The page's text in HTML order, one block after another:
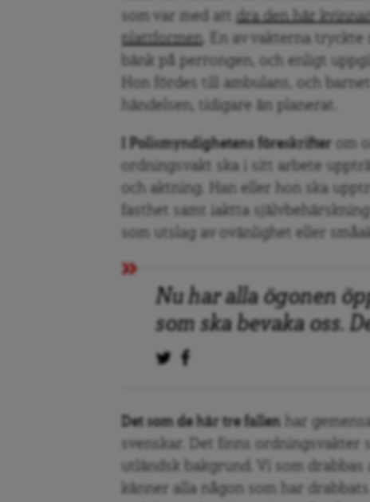
som var med att dra den här
plattformen. En av vakterna tryckte
bänk på perrongen, och enligt
Hon fördes till ambulans, och
händelsen, tidigare än planerat.
I Polismyndighetens föreskrifter om
ordningsvakt ska i sitt arbete
och aktning. Han eller hon ska
fasthet samt iaktta
som utslag av ovänlighet eller
Nu har alla ögonen
som ska bevaka oss.
Det som de här tre fallen har
svenskar. Det finns ordningsvakter
utländsk bakgrund. Vi som
känner alla någon som har